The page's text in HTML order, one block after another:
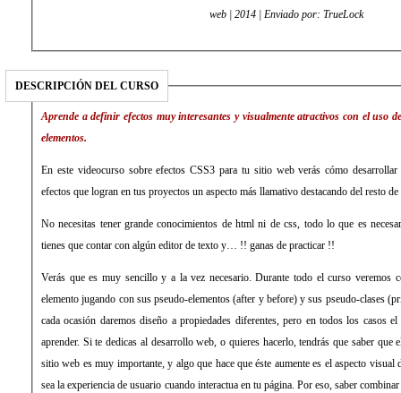
web | 2014 | Enviado por: TrueLock
DESCRIPCIÓN DEL CURSO
Aprende a definir efectos muy interesantes y visualmente atractivos con el uso
elementos.
En este videocurso sobre efectos CSS3 para tu sitio web verás cómo
efectos que logran en tus proyectos un aspecto más llamativo destacando del resto
No necesitas tener grande conocimientos de html ni de css, todo lo que es
tienes que contar con algún editor de texto y… !! ganas de practicar !!
Verás que es muy sencillo y a la vez necesario. Durante todo el curso veremos
elemento jugando con sus pseudo-elementos (after y before) y sus pseudo-clases
cada ocasión daremos diseño a propiedades diferentes, pero en todos los casos
aprender. Si te dedicas al desarrollo web, o quieres hacerlo, tendrás que saber que
sitio web es muy importante, y algo que hace que éste aumente es el aspecto visual
sea la experiencia de usuario cuando interactua en tu página. Por eso, saber